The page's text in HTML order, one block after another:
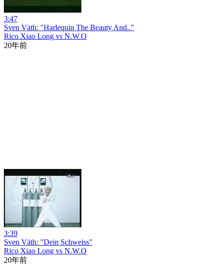
3:47
Sven Väth: "Harlequin The Beauty And.."
Rico Xiao Long vs N.W.O
20年前
3:39
Sven Väth: "Dein Schweiss"
Rico Xiao Long vs N.W.O
20年前